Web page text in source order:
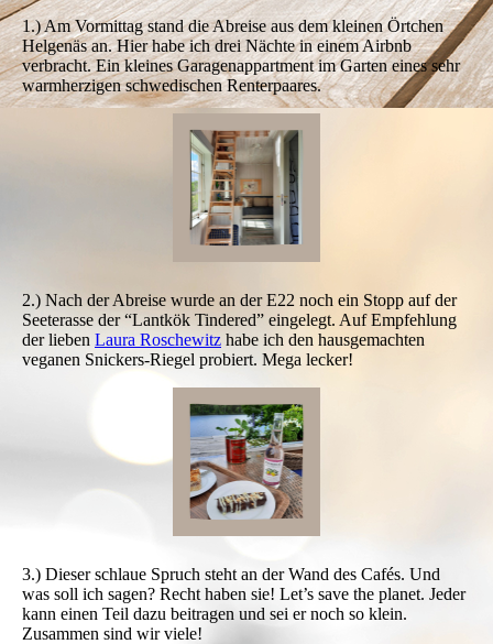
1.) Am Vormittag stand die Abreise aus dem kleinen Örtchen
Helgenäs an. Hier habe ich drei Nächte in einem Airbnb
verbracht. Ein kleines Garagenappartment im Garten eines sehr
warmherzigen schwedischen Renterpaares.
2.) Nach der Abreise wurde an der E22 noch ein Stopp auf der
Seeterasse der “Lantkök Tindered” eingelegt. Auf Empfehlung
der lieben Laura Roschewitz habe ich den hausgemachten
veganen Snickers-Riegel probiert. Mega lecker!
3.) Dieser schlaue Spruch steht an der Wand des Cafés. Und
was soll ich sagen? Recht haben sie! Let’s save the planet. Jeder
kann einen Teil dazu beitragen und sei er noch so klein.
Zusammen sind wir viele!